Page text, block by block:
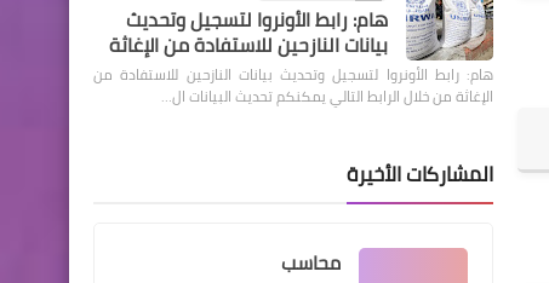
هام: رابط الأونروا لتسجيل وتحديث
بيانات النازحين للاستفادة من الإغاثة
هام: رابط الأونروا لتسجيل وتحديث بيانات النازحين للاستفادة من
الإغاثة من خلال الرابط التالي يمكنكم تحديث البيانات ال…
المشاركات الأخيرة
محاسب